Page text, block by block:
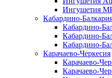
Ингушетия
Кабардино-
Кабардино-
Кабардино-
Кабардино-
Карачаево-Черкесия
Карачаево-
Карачаево-